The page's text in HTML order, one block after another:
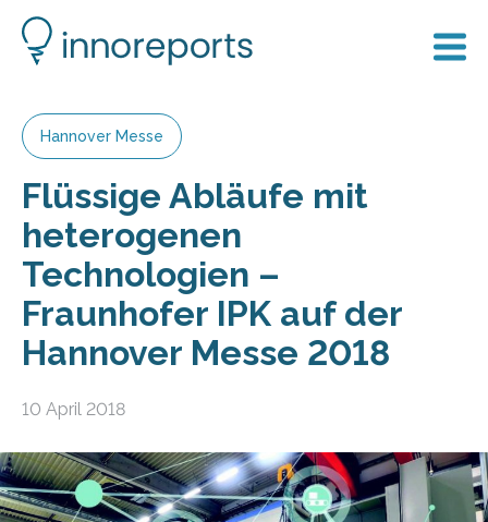
Hannover Messe
Flüssige Abläufe mit
heterogenen
Technologien –
Fraunhofer IPK auf der
Hannover Messe 2018
10 April 2018